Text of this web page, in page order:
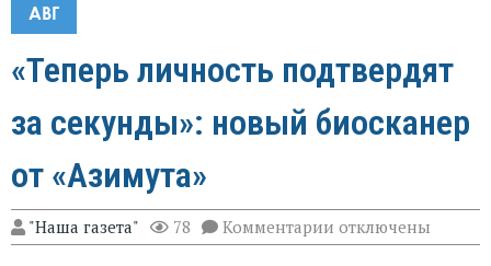
АВГ
«Теперь личность подтвердят
за секунды»: новый биосканер
от «Азимута»
"Наша газета" 78 Комментарии к
записи
отключены